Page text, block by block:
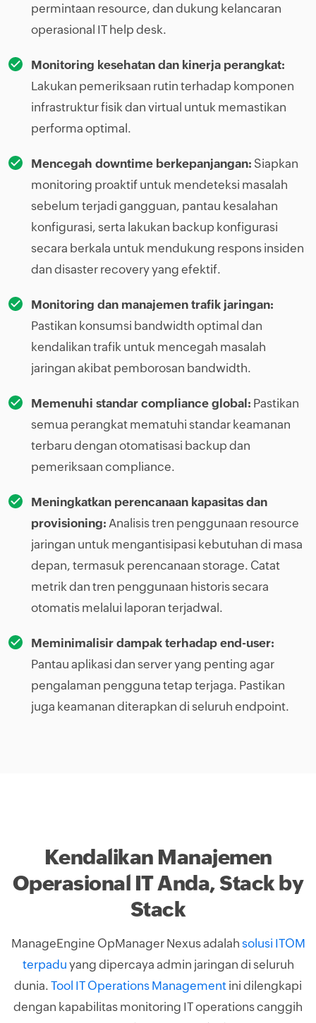
permintaan resource, dan dukung kelancaran
operasional IT help desk.
Monitoring kesehatan dan kinerja perangkat:
Lakukan pemeriksaan rutin terhadap komponen
infrastruktur fisik dan virtual untuk memastikan
performa optimal.
Mencegah downtime berkepanjangan: Siapkan
monitoring proaktif untuk mendeteksi masalah
sebelum terjadi gangguan, pantau kesalahan
konfigurasi, serta lakukan backup konfigurasi
secara berkala untuk mendukung respons insiden
dan disaster recovery yang efektif.
Monitoring dan manajemen trafik jaringan:
Pastikan konsumsi bandwidth optimal dan
kendalikan trafik untuk mencegah masalah
jaringan akibat pemborosan bandwidth.
Memenuhi standar compliance global: Pastikan
semua perangkat mematuhi standar keamanan
terbaru dengan otomatisasi backup dan
pemeriksaan compliance.
Meningkatkan perencanaan kapasitas dan
provisioning: Analisis tren penggunaan resource
jaringan untuk mengantisipasi kebutuhan di masa
depan, termasuk perencanaan storage. Catat
metrik dan tren penggunaan historis secara
otomatis melalui laporan terjadwal.
Meminimalisir dampak terhadap end-user:
Pantau aplikasi dan server yang penting agar
pengalaman pengguna tetap terjaga. Pastikan
juga keamanan diterapkan di seluruh endpoint.
Kendalikan Manajemen
Operasional IT Anda, Stack by
Stack
ManageEngine OpManager Nexus adalah solusi ITOM
terpadu yang dipercaya admin jaringan di seluruh
dunia. Tool IT Operations Management ini dilengkapi
dengan kapabilitas monitoring IT operations canggih